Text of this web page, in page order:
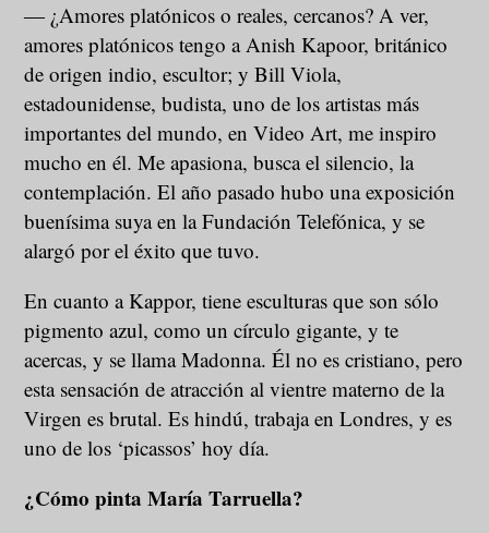
― ¿Amores platónicos o reales, cercanos? A ver,
amores platónicos tengo a Anish Kapoor, británico
de origen indio, escultor; y Bill Viola,
estadounidense, budista, uno de los artistas más
importantes del mundo, en Video Art, me inspiro
mucho en él. Me apasiona, busca el silencio, la
contemplación. El año pasado hubo una exposición
buenísima suya en la Fundación Telefónica, y se
alargó por el éxito que tuvo.
En cuanto a Kappor, tiene esculturas que son sólo
pigmento azul, como un círculo gigante, y te
acercas, y se llama Madonna. Él no es cristiano, pero
esta sensación de atracción al vientre materno de la
Virgen es brutal. Es hindú, trabaja en Londres, y es
uno de los ‘picassos’ hoy día.
¿Cómo pinta María Tarruella?